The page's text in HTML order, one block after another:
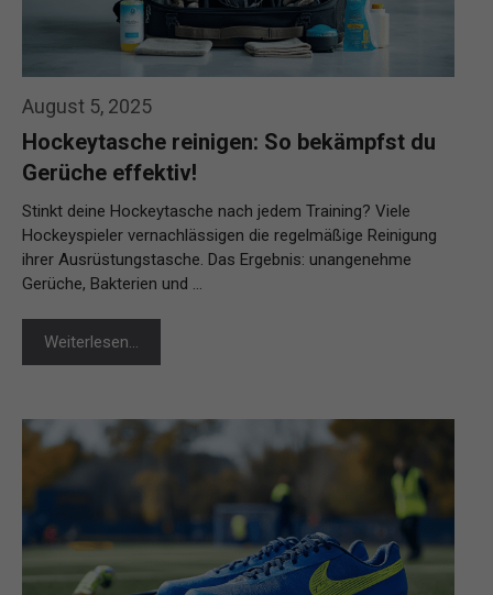
August 5, 2025
Hockeytasche reinigen: So bekämpfst du
Gerüche effektiv!
Stinkt deine Hockeytasche nach jedem Training? Viele
Hockeyspieler vernachlässigen die regelmäßige Reinigung
ihrer Ausrüstungstasche. Das Ergebnis: unangenehme
Gerüche, Bakterien und …
Weiterlesen…